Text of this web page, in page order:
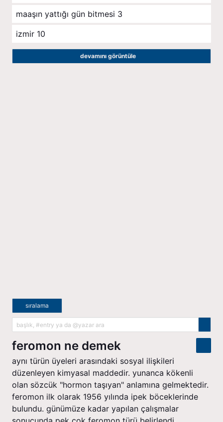
maaşın yattığı gün bitmesi 3
izmir 10
devamını görüntüle
sıralama
feromon ne demek
aynı türün üyeleri arasındaki sosyal ilişkileri
düzenleyen kimyasal maddedir. yunanca kökenli
olan sözcük "hormon taşıyan" anlamına gelmektedir.
feromon ilk olarak 1956 yılında ipek böceklerinde
bulundu. günümüze kadar yapılan çalışmalar